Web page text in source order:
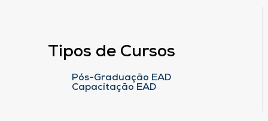
Tipos de Cursos
Pós-Graduação EAD
Capacitação EAD